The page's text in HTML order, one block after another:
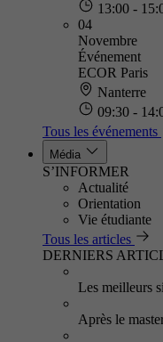
13:00 -
04
Novembre
Événement
ECOR Paris
Nanterre
09:30 -
Tous les événements
Média
S’INFORMER
Actualité
Orientation
Vie étudiante
Tous les articles
DERNIERS
Les meilleurs
Après le